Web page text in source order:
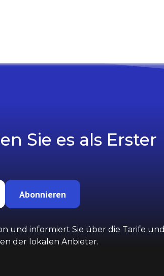
Sie es als Erster
Abonnieren
und informiert Sie über die Tarife und
der lokalen Anbieter.